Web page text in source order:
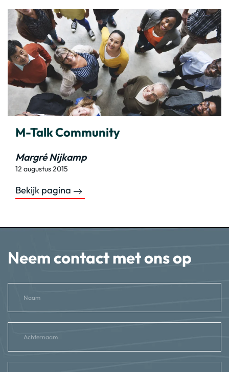
M-Talk Community
Margré Nijkamp
12 augustus 2015
Bekijk pagina
Neem contact met ons op